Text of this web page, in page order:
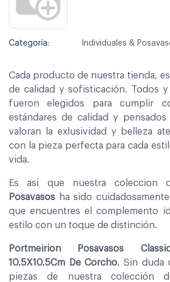
Categoría: Individuales &
Cada producto de nuestra tienda,
de calidad y sofisticación. Todos
fueron elegidos para cumplir
estándares de calidad y
valoran la exlusividad y belleza
con la pieza perfecta para cada
vida.
Es asi que nuestra coleccion
Posavasos ha sido
que encuentres el complemento
estilo con un toque de distinción.
Portmeirion Posavasos
10.5X10.5Cm De Corcho. Sin duda
piezas de nuestra colección